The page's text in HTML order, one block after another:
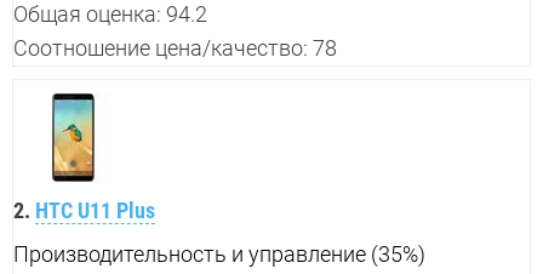
Общая оценка: 94.2
Соотношение цена/качество: 78
2. HTC U11 Plus
Производительность и управление (35%)